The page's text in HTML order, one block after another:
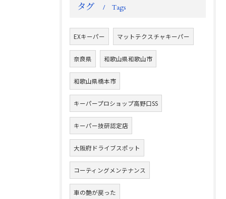
タグ Tags
EXキーパー マットテクスチャキーパー
奈良県 和歌山県和歌山市
和歌山県橋本市
キーパープロショップ高野口SS
キーパー技研認定店
大阪府ドライブスポット
コーティングメンテナンス
車の艶が戻った